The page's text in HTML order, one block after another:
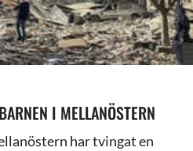
I MELLANÖSTERN
har tvingat en